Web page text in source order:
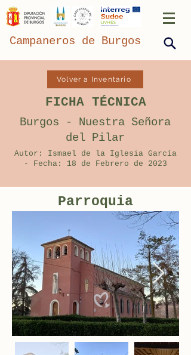
Campaneros de Burgos
Volver a Inventario
FICHA TÉCNICA
Burgos - Nuestra Señora
del Pilar
Autor: Ismael de la Iglesia García
- Fecha: 18 de Febrero de 2023
Parroquia